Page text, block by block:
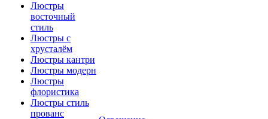
Люстры
восточный
стиль
Люстры с
хрусталём
Люстры кантри
Люстры модерн
Люстры
флористика
Люстры стиль
прованс